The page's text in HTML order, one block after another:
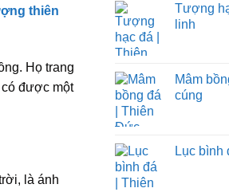
thiên
Họ trang
được một
là ánh
Tượng
linh
Mâm
cúng
Lục bình